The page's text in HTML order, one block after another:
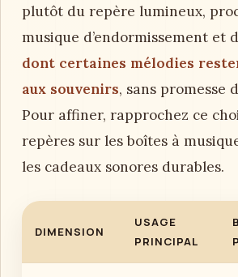
plutôt du repère lumineux,
musique d’endormissement et
dont certaines mélodies
aux souvenirs, sans promesse
Pour affiner, rapprochez ce
repères sur les boîtes à
les cadeaux sonores durables.
DIMENSION
USAGE
PRINCIPAL